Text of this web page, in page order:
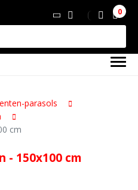
0
parasols
cm
- 150x100 cm